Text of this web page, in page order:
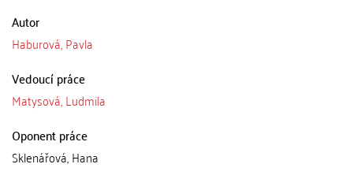
Autor
Haburová, Pavla
Vedoucí práce
Matysová, Ludmila
Oponent práce
Sklenářová, Hana